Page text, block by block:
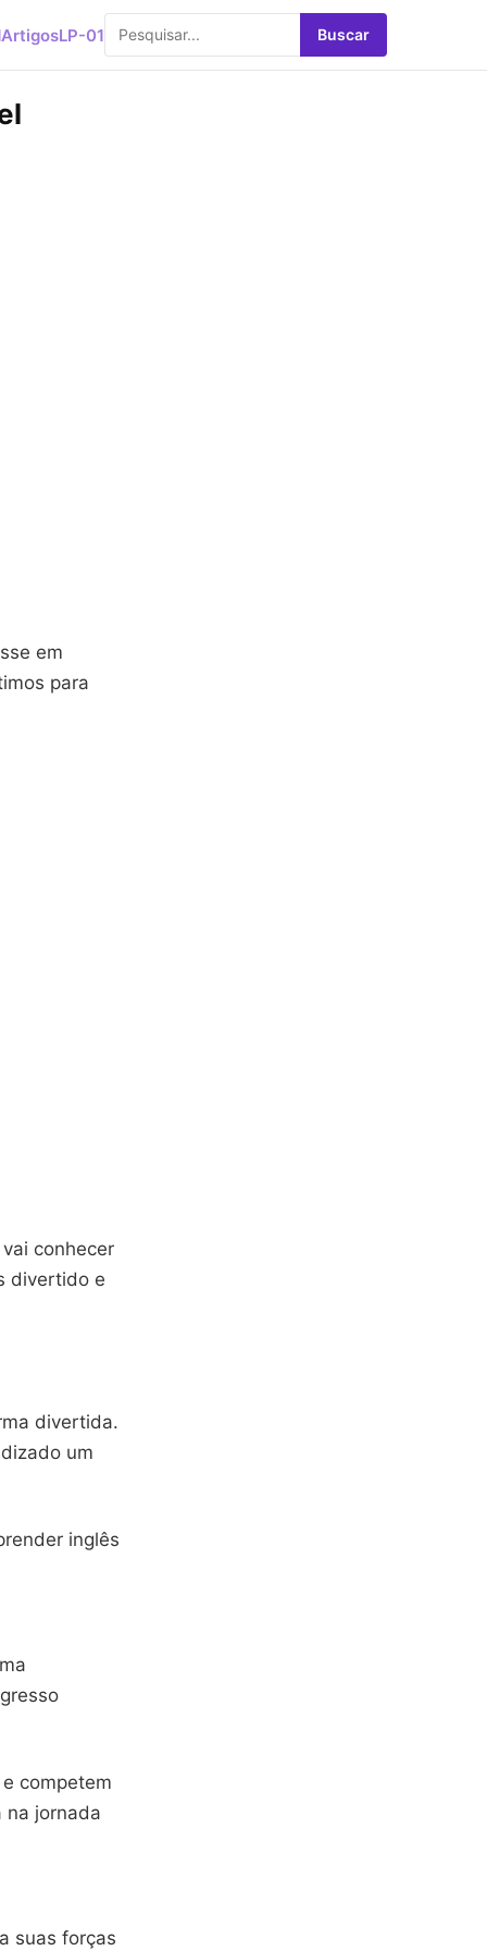
ArtigosLP-01 Buscar
em
para
conhecer
divertido e
divertida.
um
inglês
competem
na jornada
suas forças